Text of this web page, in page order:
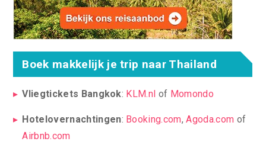
Boek makkelijk je trip naar Thailand
Vliegtickets Bangkok: KLM.nl of Momondo
Hotelovernachtingen: Booking.com,Agoda.com of
Airbnb.com